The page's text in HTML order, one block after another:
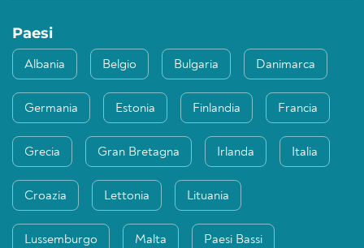
Paesi
Albania Belgio Bulgaria Danimarca
Germania Estonia Finlandia Francia
Grecia Gran Bretagna Irlanda Italia
Croazia Lettonia Lituania
Lussemburgo Malta Paesi Bassi